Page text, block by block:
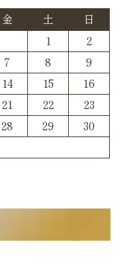
金 土 日
1
2
7 8
9
14 15
16
21 22
23
28 29
30